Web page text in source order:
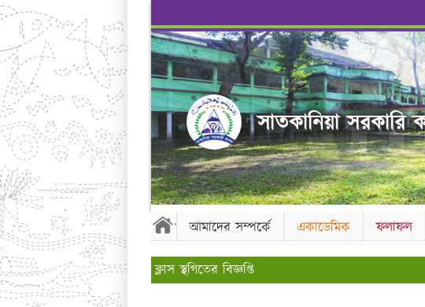
সাতকানিয়া সরকারি
আমাদের সম্পর্কে একাডেমিক ফলাফল
ক্লাস স্থগিতের বিজ্ঞপ্তি